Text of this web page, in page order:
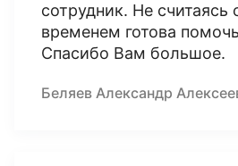
сотрудник. Не считаясь
временем готова
Спасибо Вам большое.
Беляев Александр